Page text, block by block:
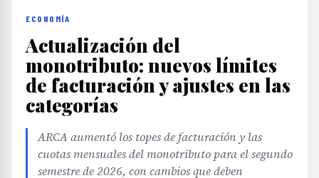
ECONOMÍA
Actualización del
monotributo: nuevos límites
de facturación y ajustes en las
categorías
ARCA aumentó los topes de facturación y las
cuotas mensuales del monotributo para el segundo
semestre de 2026, con cambios que deben